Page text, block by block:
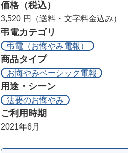
価格（税込）
3,520 円（送料・文字料金込み）
弔電カテゴリ
弔電（お悔やみ電報）
商品タイプ
お悔やみベーシック電報
用途・シーン
法要のお悔やみ
ご利用時期
2021年6月